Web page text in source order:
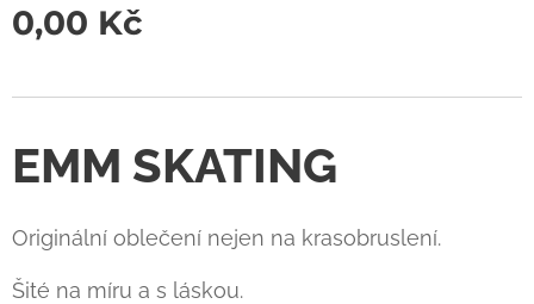
0,00 Kč
EMM SKATING
Originální oblečení nejen na krasobruslení.
Šité na míru a s láskou.